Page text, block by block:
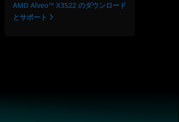
AMD Alveo™ X3522 のダウンロード
とサポート